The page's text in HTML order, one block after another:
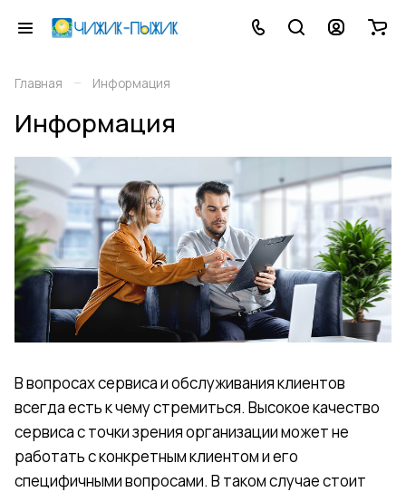
Главная – Информация
Информация
В вопросах сервиса и обслуживания клиентов
всегда есть к чему стремиться. Высокое качество
сервиса с точки зрения организации может не
работать с конкретным клиентом и его
специфичными вопросами. В таком случае стоит